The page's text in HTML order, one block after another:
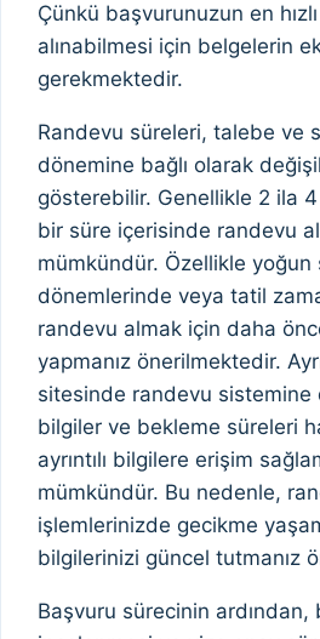
Çünkü başvurunuzun en
alınabilmesi için belgelerin
gerekmektedir.
Randevu süreleri, talebe ve
dönemine bağlı olarak
gösterebilir. Genellikle 2 ila
bir süre içerisinde randevu
mümkündür. Özellikle yoğun
dönemlerinde veya tatil
randevu almak için daha
yapmanız önerilmektedir.
sitesinde randevu sistemine
bilgiler ve bekleme süreleri
ayrıntılı bilgilere erişim
mümkündür. Bu nedenle,
işlemlerinizde gecikme
bilgilerinizi güncel tutmanız
Başvuru sürecinin ardından,